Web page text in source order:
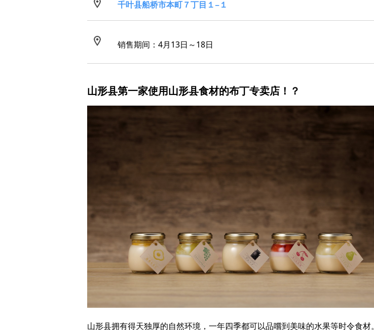
千叶县船桥市本町７丁目１−１
销售期间：4月13日～18日
山形县第一家使用山形县食材的布丁专卖店！？
山形县拥有得天独厚的自然环境，一年四季都可以品嚐到美味的水果等时令食材。